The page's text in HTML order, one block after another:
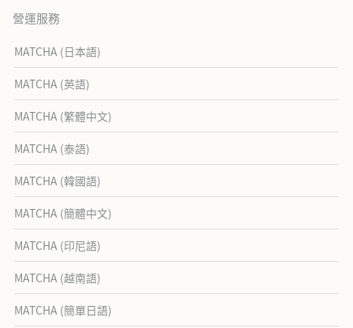
營運服務
MATCHA (日本語)
MATCHA (英語)
MATCHA (繁體中文)
MATCHA (泰語)
MATCHA (韓國語)
MATCHA (簡體中文)
MATCHA (印尼語)
MATCHA (越南語)
MATCHA (簡單日語)